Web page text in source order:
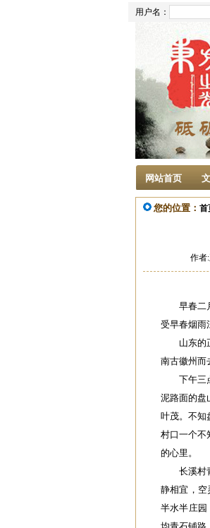
用户名：
网站首页
您的位置： 首
作者
早春二
受早春烟雨
山东的
南古徽州而
下午三
泥路面的盘
叶茂。不知
村口一个不
的心里。
长溪村
静相宜，空
半水半庄园